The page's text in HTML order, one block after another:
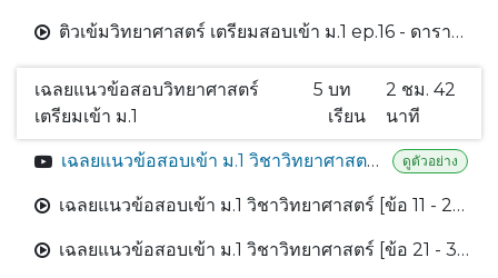
ติวเข้มวิทยาศาสตร์ เตรียมสอบเข้า ม.1 ep.16 - ดาราศาสตร์.mp4
เฉลยแนวข้อสอบวิทยาศาสตร์
เตรียมเข้า ม.1
5 บท
เรียน
2 ชม. 42
นาที
เฉลยแนวข้อสอบเข้า ม.1 วิชาวิทยาศาสตร์ [ข้อ 1 - 10].mp4 ดูตัวอย่าง
เฉลยแนวข้อสอบเข้า ม.1 วิชาวิทยาศาสตร์ [ข้อ 11 - 20].mp4
เฉลยแนวข้อสอบเข้า ม.1 วิชาวิทยาศาสตร์ [ข้อ 21 - 30].mp4